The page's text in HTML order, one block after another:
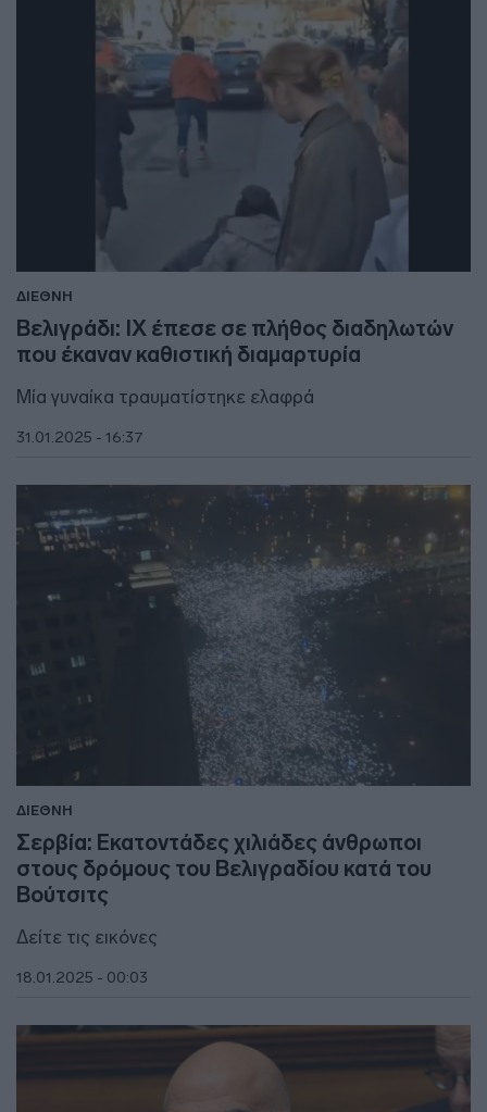
ΔΙΕΘΝΗ
Βελιγράδι: ΙΧ έπεσε σε πλήθος διαδηλωτών
που έκαναν καθιστική διαμαρτυρία
Μία γυναίκα τραυματίστηκε ελαφρά
31.01.2025 - 16:37
ΔΙΕΘΝΗ
Σερβία: Εκατοντάδες χιλιάδες άνθρωποι
στους δρόμους του Βελιγραδίου κατά του
Βούτσιτς
Δείτε τις εικόνες
18.01.2025 - 00:03